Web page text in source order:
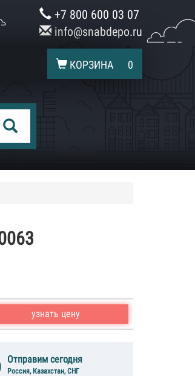
+7 800 600 03 07
info@snabdepo.ru
КОРЗИНА 0
узнать цену
Отправим сегодня
Россия, Казахстан, СНГ